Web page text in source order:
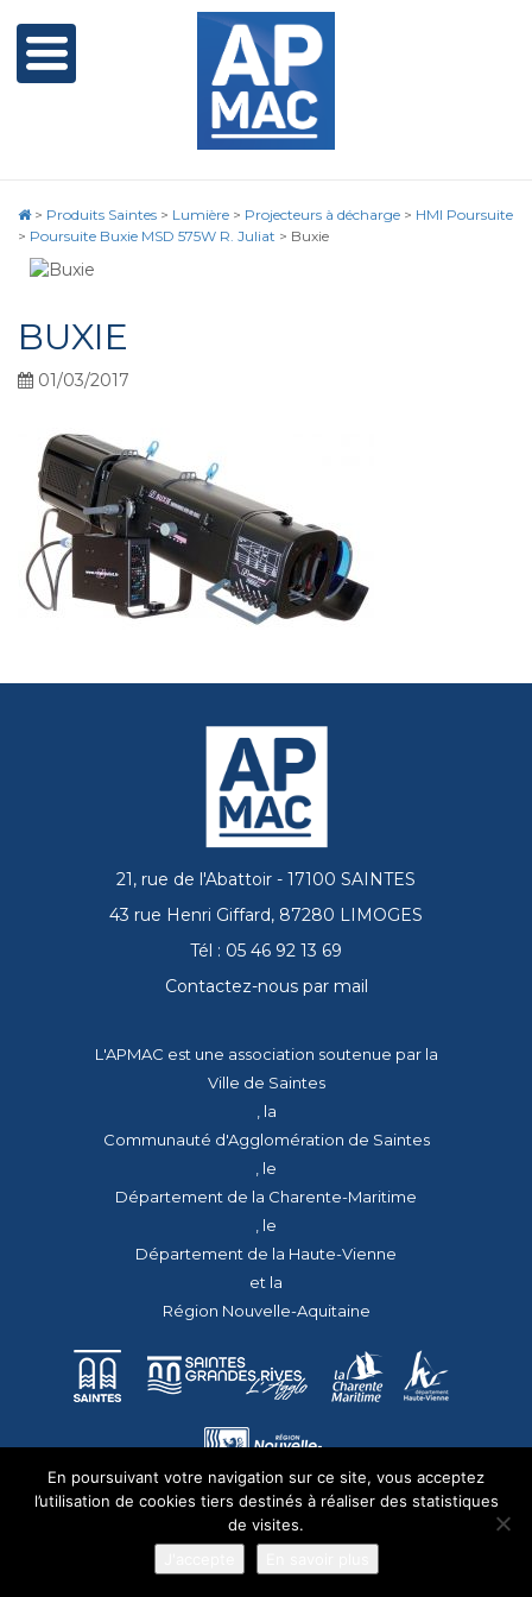
> Produits Saintes > Lumière > Projecteurs à décharge > HMI Poursuite
> Poursuite Buxie MSD 575W R. Juliat > Buxie
BUXIE
01/03/2017
21, rue de l'Abattoir - 17100 SAINTES
43 rue Henri Giffard, 87280 LIMOGES
Tél : 05 46 92 13 69
Contactez-nous par mail
L'APMAC est une association soutenue par la
Ville de Saintes
, la
Communauté d'Agglomération de Saintes
, le
Département de la Charente-Maritime
, le
Département de la Haute-Vienne
et la
Région Nouvelle-Aquitaine
© 2026 - Tous droits réservés - apmac.fr - réalisation :
En poursuivant votre navigation sur ce site, vous acceptez
l’utilisation de cookies tiers destinés à réaliser des statistiques
de visites.